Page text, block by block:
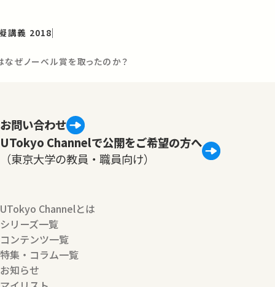
講義 2018
なぜノーベル賞を取ったのか？
お問い合わせ
UTokyo Channelで公開をご希望の方へ
（東京大学の教員・職員向け）
UTokyo Channelとは
シリーズ一覧
コンテンツ一覧
特集・コラム一覧
お知らせ